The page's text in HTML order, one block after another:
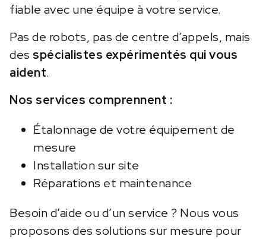
fiable avec une équipe à votre service.
Pas de robots, pas de centre d’appels, mais
des spécialistes expérimentés qui vous
aident.
Nos services comprennent :
Étalonnage de votre équipement de
mesure
Installation sur site
Réparations et maintenance
Besoin d’aide ou d’un service ? Nous vous
proposons des solutions sur mesure pour